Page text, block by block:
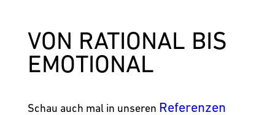
VON RATIO­NAL BIS
EMO­TIONAL
Schau auch mal in unseren Referenzen